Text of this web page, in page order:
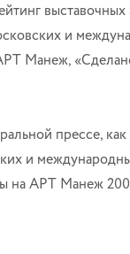
выставочных
и
Манеж,
прессе,
и
на АРТ Манеж